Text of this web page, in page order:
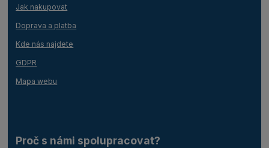
Jak nakupovat
Doprava a platba
Kde nás najdete
GDPR
Mapa webu
Proč s námi spolupracovat?